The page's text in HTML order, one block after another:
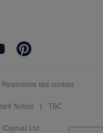
Paramètres des cookies
Notice T&C
Ltd.